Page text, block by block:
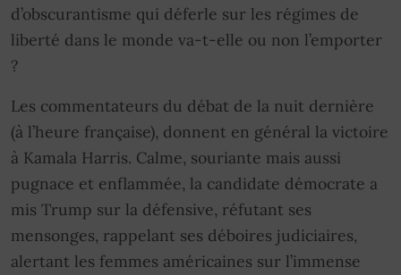
d’obscurantisme qui déferle sur les régimes de
liberté dans le monde va-t-elle ou non l’emporter
?
Les commentateurs du débat de la nuit dernière
(à l’heure française), donnent en général la victoire
à Kamala Harris. Calme, souriante mais aussi
pugnace et enflammée, la candidate démocrate a
mis Trump sur la défensive, réfutant ses
mensonges, rappelant ses déboires judiciaires,
alertant les femmes américaines sur l’immense